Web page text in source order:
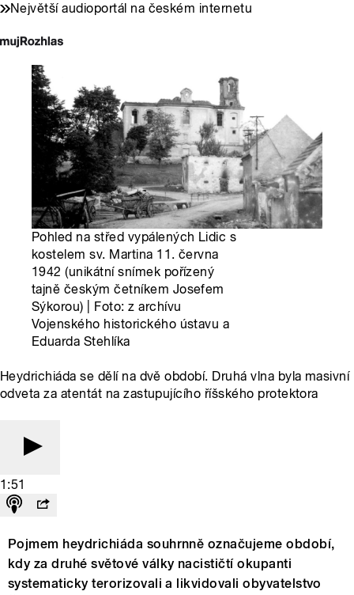
Největší audioportál na českém internetu
Pohled na střed vypálených Lidic s
kostelem sv. Martina 11. června
1942 (unikátní snímek pořízený
tajně českým četníkem Josefem
Sýkorou) | Foto: z archívu
Vojenského historického ústavu a
Eduarda Stehlíka
Heydrichiáda se dělí na dvě období. Druhá vlna byla masivní
odveta za atentát na zastupujícího říšského protektora
1:51
Pojmem heydrichiáda souhrnně označujeme období,
kdy za druhé světové války nacističtí okupanti
systematicky terorizovali a likvidovali obyvatelstvo